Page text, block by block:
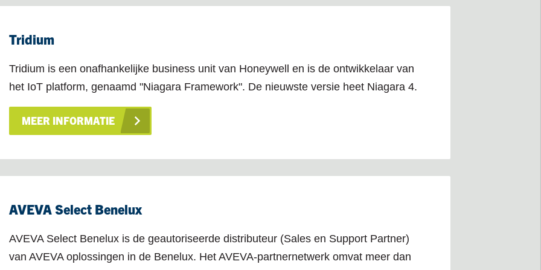
Tridium
Tridium is een onafhankelijke business unit van Honeywell en is de ontwikkelaar van
het IoT platform, genaamd "Niagara Framework". De nieuwste versie heet Niagara 4.
MEER INFORMATIE
AVEVA Select Benelux
AVEVA Select Benelux is de geautoriseerde distributeur (Sales en Support Partner)
van AVEVA oplossingen in de Benelux. Het AVEVA-partnernetwerk omvat meer dan